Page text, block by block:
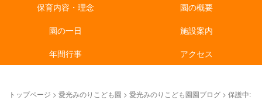
保育内容・理念
園の概要
園の一日
施設案内
年間行事
アクセス
トップページ > 愛光みのりこども園 > 愛光みのりこども園園ブログ > 保護中: